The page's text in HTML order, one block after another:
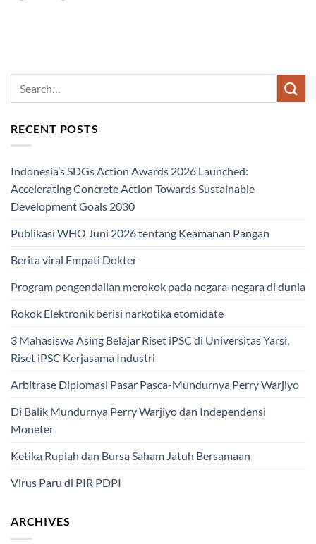
RECENT POSTS
Indonesia’s SDGs Action Awards 2026 Launched:
Accelerating Concrete Action Towards Sustainable
Development Goals 2030
Publikasi WHO Juni 2026 tentang Keamanan Pangan
Berita viral Empati Dokter
Program pengendalian merokok pada negara-negara di dunia
Rokok Elektronik berisi narkotika etomidate
3 Mahasiswa Asing Belajar Riset iPSC di Universitas Yarsi,
Riset iPSC Kerjasama Industri
Arbitrase Diplomasi Pasar Pasca-Mundurnya Perry Warjiyo
Di Balik Mundurnya Perry Warjiyo dan Independensi
Moneter
Ketika Rupiah dan Bursa Saham Jatuh Bersamaan
Virus Paru di PIR PDPI
ARCHIVES